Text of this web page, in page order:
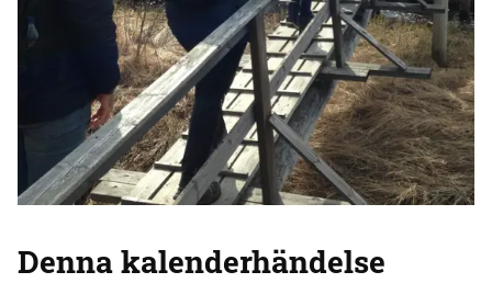
Denna kalenderhändelse